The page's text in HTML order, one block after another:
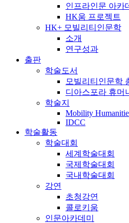
인프라인문 아카
HK움 프로젝트
HK+ 모빌리티인문학
소개
연구성과
출판
학술도서
모빌리티인문학
디아스포라 휴머
학술지
Mobility
IDCC
학술활동
학술대회
세계학술대회
국제학술대회
국내학술대회
강연
초청강연
콜로키움
인문아카데미